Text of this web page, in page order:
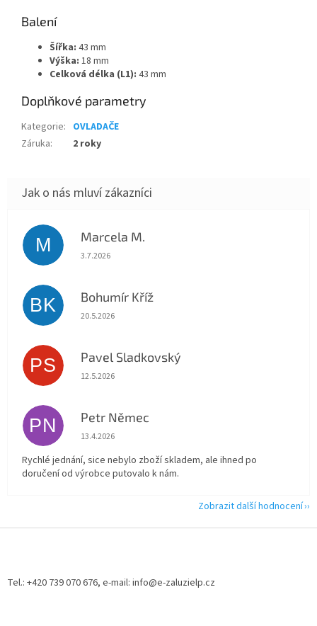
Balení
Šířka: 43 mm
Výška: 18 mm
Celková délka (L1): 43 mm
Doplňkové parametry
Kategorie: OVLADAČE
Záruka: 2 roky
M Marcela M.
Hodnocení obchodu je 5 z 5 hvězdiček.
3.7.2026
BK Bohumír Kříž
Hodnocení obchodu je 5 z 5 hvězdiček.
20.5.2026
PS Pavel Sladkovský
Hodnocení obchodu je 5 z 5 hvězdiček.
12.5.2026
PN Petr Němec
Hodnocení obchodu je 5 z 5 hvězdiček.
13.4.2026
Rychlé jednání, sice nebylo zboží skladem, ale ihned po
doručení od výrobce putovalo k nám.
Zobrazit další hodnocení
Tel.: +420 739 070 676, e-mail: info@e-zaluzielp.cz